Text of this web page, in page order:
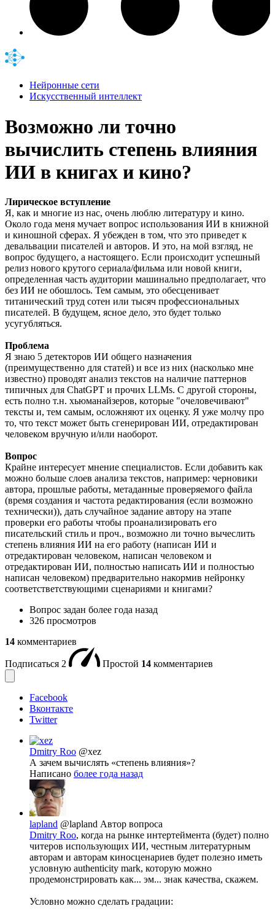
Нейронные сети
Искусственный интеллект
Возможно ли точно
вычислить степень влияния
ИИ в книгах и кино?
Лирическое вступление
Я, как и многие из нас, очень люблю литературу и кино.
Около года меня мучает вопрос использования ИИ в книжной
и киношной сферах. Я убежден в том, что это приведет к
девальвации писателей и авторов. И это, на мой взгляд, не
вопрос будущего, а настоящего. Если происходит успешный
релиз нового крутого сериала/фильма или новой книги,
определенная часть аудитории машинально предполагает, что
без ИИ не обошлось. Тем самым, это обесценивает
титанический труд сотен или тысяч профессиональных
писателей. В будущем, ясное дело, это будет только
усугубляться.
Проблема
Я знаю 5 детекторов ИИ общего назначения
(преимущественно для статей) и все из них (насколько мне
известно) проводят анализ текстов на наличие паттернов
типичных для ChatGPT и прочих LLMs. С другой стороны,
есть полно т.н. хьюманайзеров, которые "очеловечивают"
тексты и, тем самым, осложняют их оценку. Я уже молчу про
то, что текст может быть сгенерирован ИИ, отредактирован
человеком вручную и/или наоборот.
Вопрос
Крайне интересует мнение специалистов. Если добавить как
можно больше слоев анализа текстов, например: черновики
автора, прошлые работы, метаданные проверяемого файла
(время создания и частота редактирования (если возможно
технически)), дать случайное задание автору на этапе
проверки его работы чтобы проанализировать его
писательский стиль и проч., возможно ли точно вычеслить
степень влияния ИИ на его работу (написан ИИ и
отредактирован человеком, написан человеком и
отредактирован ИИ, полностью написать ИИ и полностью
написан человеком) предварительно накормив нейронку
соответстветствующими сценариями и книгами?
Вопрос задан более года назад
326 просмотров
14 комментариев
Подписаться 2 Простой 14 комментариев
Facebook
Вконтакте
Twitter
Dmitry Roo @xez
А зачем вычислять «степень влияния»?
Написано более года назад
lapland @lapland Автор вопроса
Dmitry Roo, когда на рынке интертеймента (будет) полно
читеров использующих ИИ, честным литературным
авторам и авторам киносценариев будет полезно иметь
условную authenticity mark, которую можно
продемонстрировать как... эм... знак качества, скажем.
Условно можно сделать градации: